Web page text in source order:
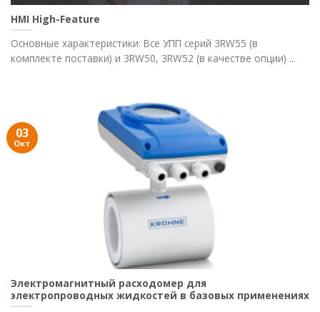
HMI High-Feature
Основные характеристики: Все УПП серий 3RW55 (в
комплекте поставки) и 3RW50, 3RW52 (в качестве опции) ...
Электромагнитный расходомер для
электропроводных жидкостей в базовых применениях
03
Окт